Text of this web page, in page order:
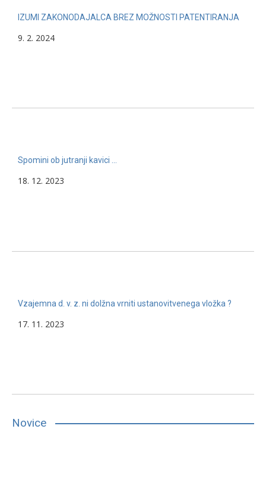
IZUMI ZAKONODAJALCA BREZ MOŽNOSTI PATENTIRANJA
9. 2. 2024
Spomini ob jutranji kavici …
18. 12. 2023
Vzajemna d. v. z. ni dolžna vrniti ustanovitvenega vložka ?
17. 11. 2023
Novice